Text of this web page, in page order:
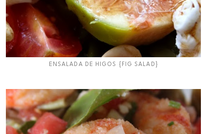
ENSALADA DE HIGOS {FIG SALAD}